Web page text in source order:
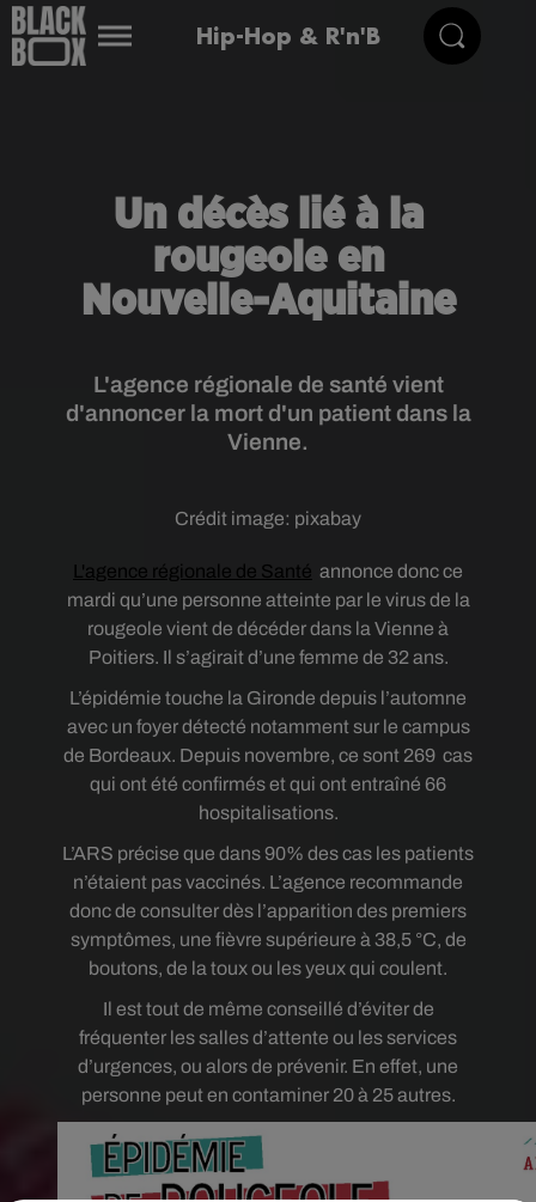
Hip-Hop & R'n'B
Un décès lié à la
rougeole en
Nouvelle-Aquitaine
L'agence régionale de santé vient
d'annoncer la mort d'un patient dans la
Vienne.
Crédit image: pixabay
L'agence régionale de Santé annonce donc ce
mardi qu’une personne atteinte par le virus de la
rougeole vient de décéder dans la Vienne à
Poitiers. Il s’agirait d’une femme de 32 ans.
L’épidémie touche la Gironde depuis l’automne
avec un foyer détecté notamment sur le campus
de Bordeaux. Depuis novembre, ce sont 269 cas
qui ont été confirmés et qui ont entraîné 66
hospitalisations.
L’ARS précise que dans 90% des cas les patients
n’étaient pas vaccinés. L’agence recommande
donc de consulter dès l’apparition des premiers
symptômes, une fièvre supérieure à 38,5 °C, de
boutons, de la toux ou les yeux qui coulent.
Il est tout de même conseillé d’éviter de
fréquenter les salles d’attente ou les services
d’urgences, ou alors de prévenir. En effet, une
personne peut en contaminer 20 à 25 autres.